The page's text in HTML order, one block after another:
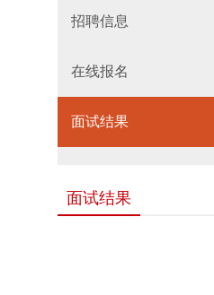
招聘信息
在线报名
面试结果
面试结果